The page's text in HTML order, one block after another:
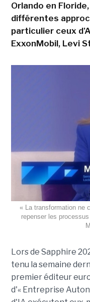
Orlando en
différentes
particulier ceux
ExxonMobil, Levi
« La transformation ne
repenser les
Lors de Sapphire
tenu la semaine
premier éditeur
d'« Entreprise